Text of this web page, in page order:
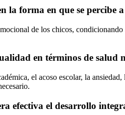
la forma en que se percibe
de los chicos,
en términos de salud
el acoso escolar, la
efectiva el desarrollo